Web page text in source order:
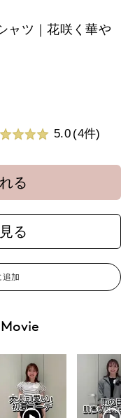
ャツ｜花咲く華や
5.0 (4件)
る
る
追加